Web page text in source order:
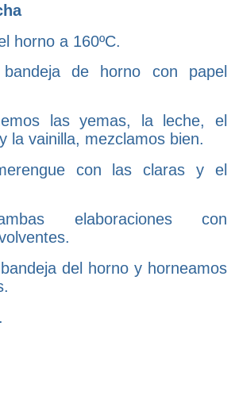
horno a 160ºC.
de horno con papel
las yemas, la leche, el
la vainilla, mezclamos bien.
con las claras y el
elaboraciones con
del horno y horneamos